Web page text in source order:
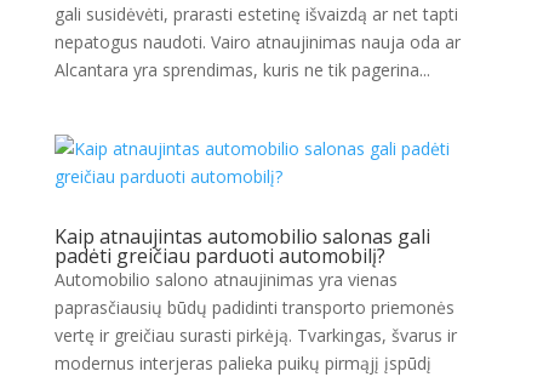
gali susidėvėti, prarasti estetinę išvaizdą ar net tapti
nepatogus naudoti. Vairo atnaujinimas nauja oda ar
Alcantara yra sprendimas, kuris ne tik pagerina...
Kaip atnaujintas automobilio salonas gali
padėti greičiau parduoti automobilį?
Automobilio salono atnaujinimas yra vienas
paprasčiausių būdų padidinti transporto priemonės
vertę ir greičiau surasti pirkėją. Tvarkingas, švarus ir
modernus interjeras palieka puikų pirmąjį įspūdį